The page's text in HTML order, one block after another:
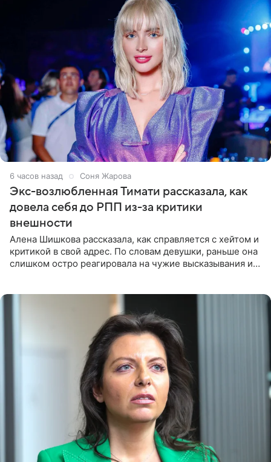
6 часов назад Соня Жарова
Экс-возлюбленная Тимати рассказала, как
довела себя до РПП из-за критики
внешности
Алена Шишкова рассказала, как справляется с хейтом и
критикой в свой адрес. По словам девушки, раньше она
слишком остро реагировала на чужие высказывания и